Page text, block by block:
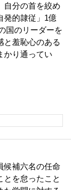
自分の首を絞め
発的隷従」1億
国のリーダーを
と羞恥心のある
かり通ってい
候補六名の任命
とを怠ったこと